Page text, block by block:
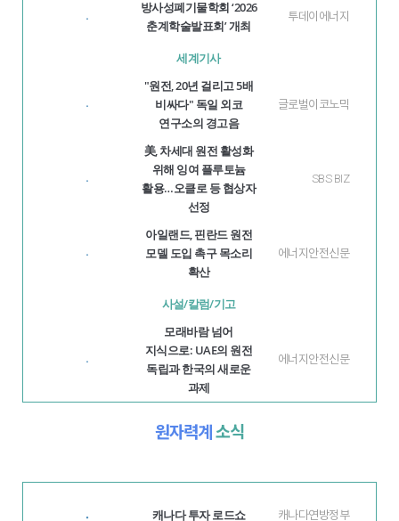
·
방사성폐기물학회 ‘2026
춘계학술발표회’ 개최
투데이에너지
세계기사
·
"원전, 20년 걸리고 5배
비싸다" 독일 외코
연구소의 경고음
글로벌이코노믹
·
美, 차세대 원전 활성화
위해 잉여 플루토늄
활용…오클로 등 협상자
선정
SBS BIZ
·
아일랜드, 핀란드 원전
모델 도입 촉구 목소리
확산
에너지안전신문
사설/칼럼/기고
·
모래바람 넘어
지식으로: UAE의 원전
독립과 한국의 새로운
과제
에너지안전신문
원자력계소식
· 캐나다 투자 로드쇼 캐나다연방정부